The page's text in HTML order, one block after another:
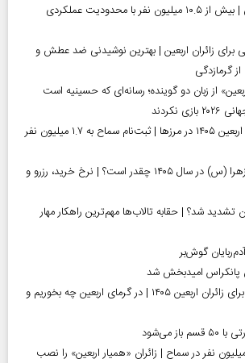
آمار معلولیت در ایران | بیش از ۱۰.۵ میلیون نفر با محدودیت عملکردی
زائران اربعین | بهترین نوشیدنی ضد عطش و
گرمازدگی
از زبان دو گوینده؛ رسانه‌ای که حسینیه است
نکردند
آغاز رسمی برنامه‌های اربعین ۱۴۰۵ در مرز‌ها | ثبت‌نام سماح به ۱.۷ میلیون نفر
قیمت قبر در بهشت زهرا (س) در سال ۱۴۰۵ چقدر است؟ | نرخ خرید، رزرو و
تشدید شد؟ | حقابه تالاب‌ها مهم‌ترین راهکار مهار
گوش‌بر
امیدبخش شد
توصیه‌های تغذیه‌ای برای زائران اربعین ۱۴۰۵ | در گرمای اربعین چه بخوریم و
می‌شود
نفر در سماح | زائران «همیار اربعین» را نصب